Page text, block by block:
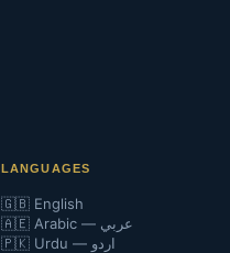
LANGUAGES
🇬🇧 English
🇦🇪 Arabic — عربي
🇵🇰 Urdu — اردو